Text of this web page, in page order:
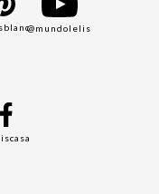
@mundolelis